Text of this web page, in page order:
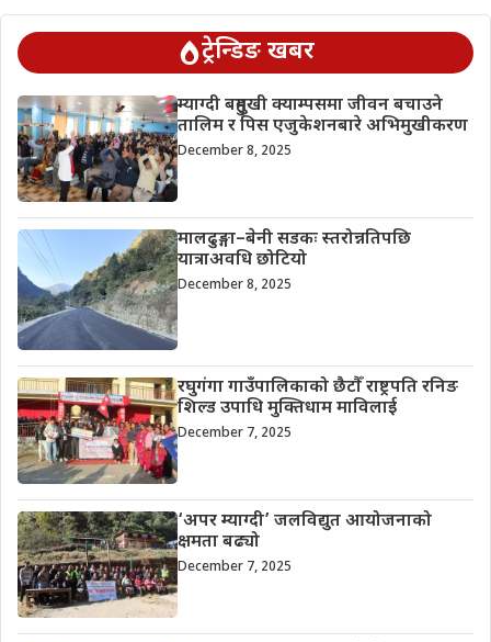
ट्रेन्डिङ खबर
म्याग्दी बहुमुखी क्याम्पसमा जीवन बचाउने
तालिम र पिस एजुकेशनबारे अभिमुखीकरण
December 8, 2025
मालढुङ्गा–बेनी सडकः स्तरोन्नतिपछि
यात्राअवधि छोटियो
December 8, 2025
रघुगंगा गाउँपालिकाको छैटौँ राष्ट्रपति रनिङ
शिल्ड उपाधि मुक्तिधाम माविलाई
December 7, 2025
‘अपर म्याग्दी’ जलविद्युत आयोजनाको
क्षमता बढ्यो
December 7, 2025